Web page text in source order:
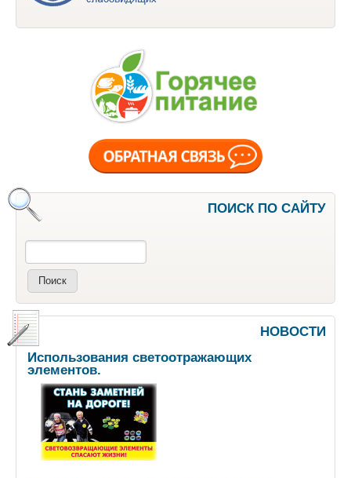
ПОИСК ПО САЙТУ
Поиск
НОВОСТИ
Использования светоотражающих
элементов.